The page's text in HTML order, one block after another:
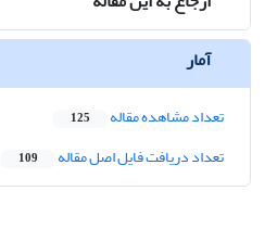
آمار
تعداد مشاهده مقاله 125
تعداد دریافت فایل اصل مقاله 109